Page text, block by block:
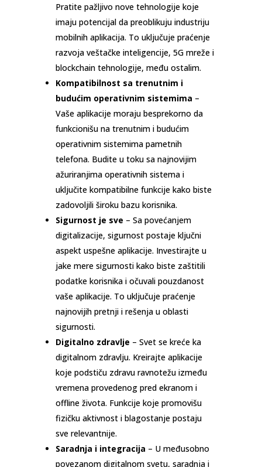
Pratite pažljivo nove tehnologije koje
imaju potencijal da preoblikuju industriju
mobilnih aplikacija. To uključuje praćenje
razvoja veštačke inteligencije, 5G mreže i
blockchain tehnologije, među ostalim.
Kompatibilnost sa trenutnim i
budućim operativnim sistemima –
Vaše aplikacije moraju besprekorno da
funkcionišu na trenutnim i budućim
operativnim sistemima pametnih
telefona. Budite u toku sa najnovijim
ažuriranjima operativnih sistema i
uključite kompatibilne funkcije kako biste
zadovoljili široku bazu korisnika.
Sigurnost je sve – Sa povećanjem
digitalizacije, sigurnost postaje ključni
aspekt uspešne aplikacije. Investirajte u
jake mere sigurnosti kako biste zaštitili
podatke korisnika i očuvali pouzdanost
vaše aplikacije. To uključuje praćenje
najnovijih pretnji i rešenja u oblasti
sigurnosti.
Digitalno zdravlje – Svet se kreće ka
digitalnom zdravlju. Kreirajte aplikacije
koje podstiču zdravu ravnotežu između
vremena provedenog pred ekranom i
offline života. Funkcije koje promovišu
fizičku aktivnost i blagostanje postaju
sve relevantnije.
Saradnja i integracija – U međusobno
povezanom digitalnom svetu, saradnja i